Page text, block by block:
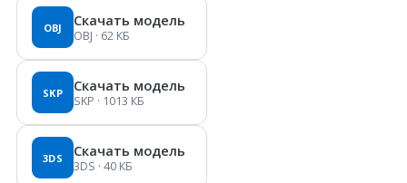
OBJ Скачать модель
OBJ · 62 КБ
SKP Скачать модель
SKP · 1013 КБ
3DS Скачать модель
3DS · 40 КБ